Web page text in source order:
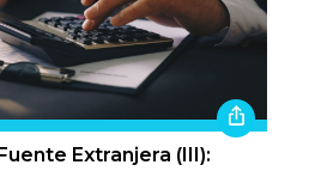
Extranjera (III):